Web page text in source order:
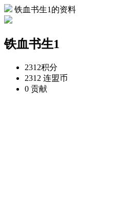
铁血书生1的资料
铁血书生1
2312积分
2312 连盟币
0 贡献